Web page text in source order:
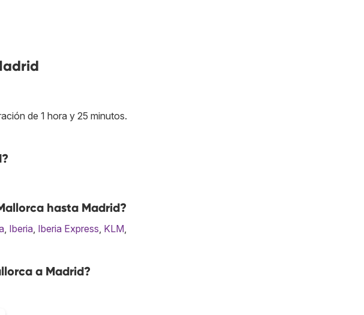
de 1 hora y 25 minutos.
hasta Madrid?
, Iberia, Iberia Express, KLM,
a Madrid?